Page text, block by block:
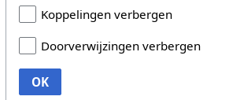
Koppelingen verbergen
Doorverwijzingen verbergen
OK